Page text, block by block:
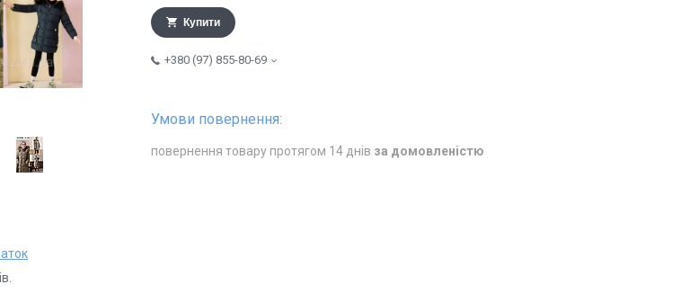
Купити
+380 (97) 855-80-69
повернення товару протягом 14 днів за домовленістю